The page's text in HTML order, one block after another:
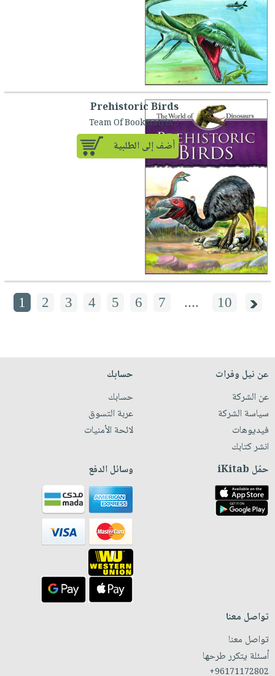
Prehistoric Birds
لـ Team Of Bookmatrix
أضف إلى الطلبية
1 2 3 4 5 6 7 .... 10
عن نيل وفرات
عن الشركة
سياسة الشركة
فيديوهات
انشر كتابك
حسابك
حسابك
عربة التسوق
لائحة الأمنيات
حمّل iKitab وسائل الدفع
تواصل معنا
تواصل معنا
أسئلة يتكرر طرحها
+96171172802